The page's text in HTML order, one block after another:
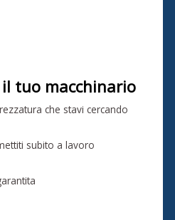
tuo macchinario
che stavi cercando
subito a lavoro